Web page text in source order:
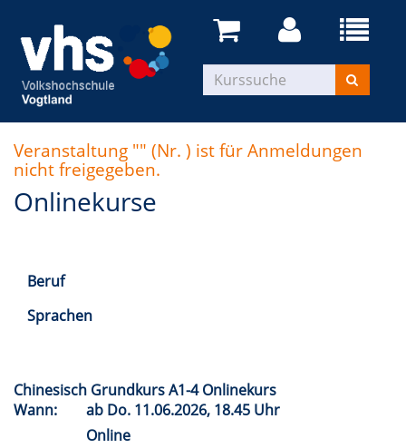
Veranstaltung "" (Nr. ) ist für Anmeldungen
nicht freigegeben.
Onlinekurse
Beruf
Sprachen
Chinesisch Grundkurs A1-4 Onlinekurs
Wann:
ab Do. 11.06.2026, 18.45 Uhr
Online